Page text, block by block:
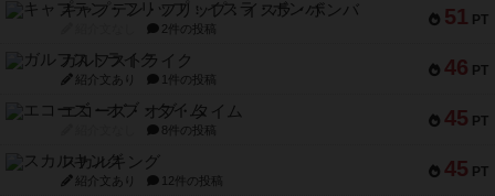
51 PT
キャプテン・フリップ：イスラ・ボンバ
2件の投稿
46 PT
ガルフストライク
紹介文あり 1件の投稿
45 PT
エコーズ・オブ・タイム
8件の投稿
45 PT
スカルキング
紹介文あり 12件の投稿